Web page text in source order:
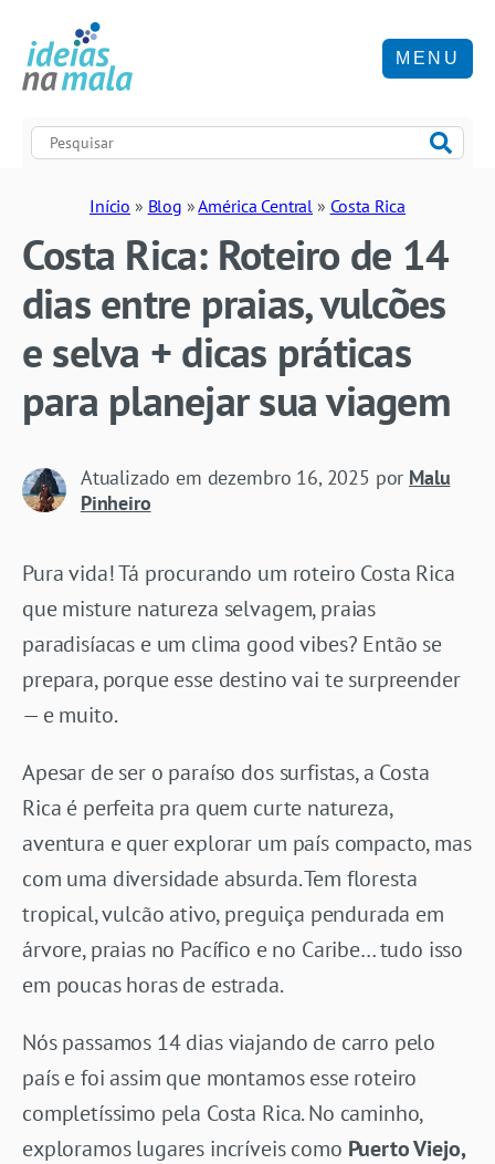
MENU
Início » Blog »América Central » Costa Rica
Costa Rica: Roteiro de 14
dias entre praias, vulcões
e selva + dicas práticas
para planejar sua viagem
Atualizado em dezembro 16, 2025 por Malu
Pinheiro
Pura vida! Tá procurando um roteiro Costa Rica
que misture natureza selvagem, praias
paradisíacas e um clima good vibes? Então se
prepara, porque esse destino vai te surpreender
— e muito.
Apesar de ser o paraíso dos surfistas, a Costa
Rica é perfeita pra quem curte natureza,
aventura e quer explorar um país compacto, mas
com uma diversidade absurda. Tem floresta
tropical, vulcão ativo, preguiça pendurada em
árvore, praias no Pacífico e no Caribe… tudo isso
em poucas horas de estrada.
Nós passamos 14 dias viajando de carro pelo
país e foi assim que montamos esse roteiro
completíssimo pela Costa Rica. No caminho,
exploramos lugares incríveis como Puerto Viejo,